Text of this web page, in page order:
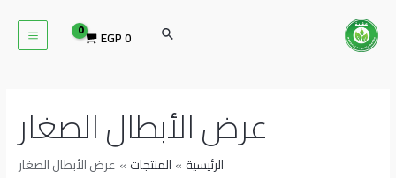
المحتوى
البحث EGP0
عرض الأبطال الصغار
الرئيسية المنتجات عرض الأبطال الصغار